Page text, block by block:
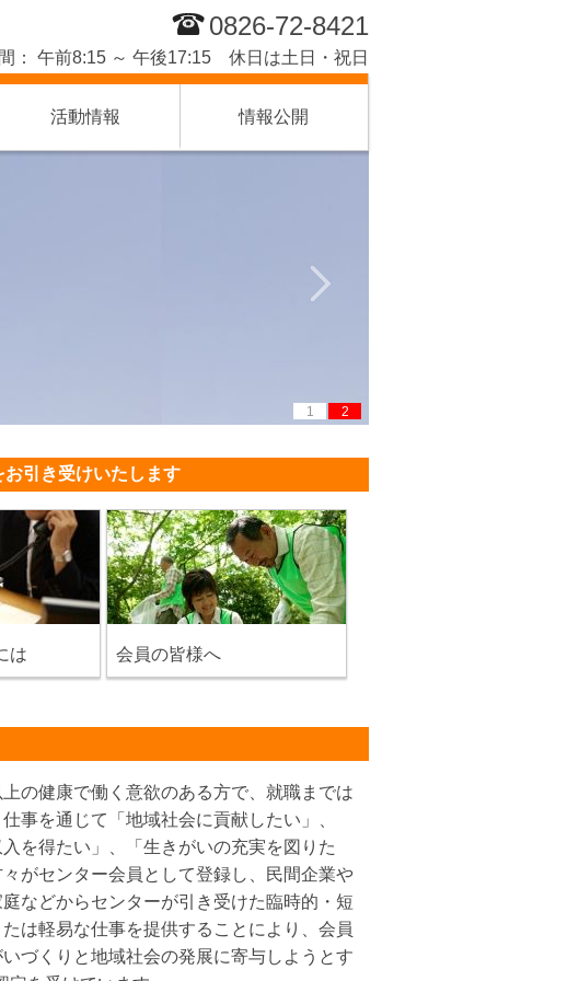
0826-72-8421
： 午前8:15 ～ 午後17:15 休日は土日・祝日
活動情報 情報公開
1 2
引き受けいたします
は 会員の皆様へ
の健康で働く意欲のある方で、就職までは
事を通じて「地域社会に貢献したい」、
入を得たい」、「生きがいの充実を図りた
がセンター会員として登録し、民間企業や
などからセンターが引き受けた臨時的・短
は軽易な仕事を提供することにより、会員
づくりと地域社会の発展に寄与しようとす